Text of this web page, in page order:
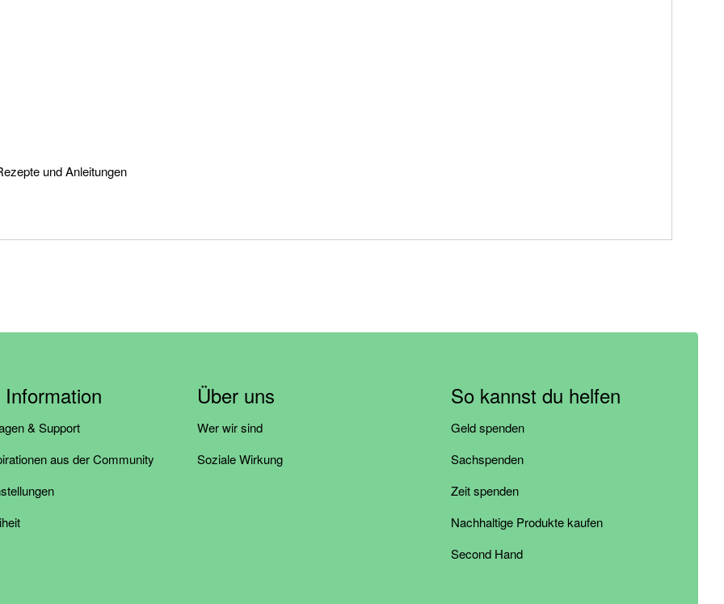
und Anleitungen
& Support
aus der Community
Über uns
Wer wir sind
Soziale Wirkung
So kannst du helfen
Geld spenden
Sachspenden
Zeit spenden
Nachhaltige Produkte kaufen
Second Hand